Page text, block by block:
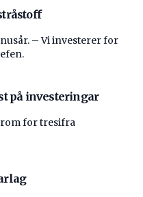
– Vi investerer for
på investeringar
for tresifra